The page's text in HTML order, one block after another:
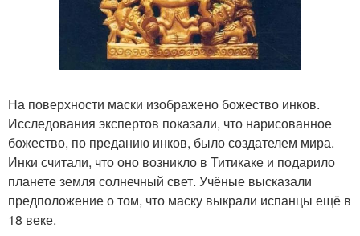
На поверхности маски изображено божество инков.
Исследования экспертов показали, что нарисованное
божество, по преданию инков, было создателем мира.
Инки считали, что оно возникло в Титикаке и подарило
планете земля солнечный свет. Учёные высказали
предположение о том, что маску выкрали испанцы ещё в
18 веке.